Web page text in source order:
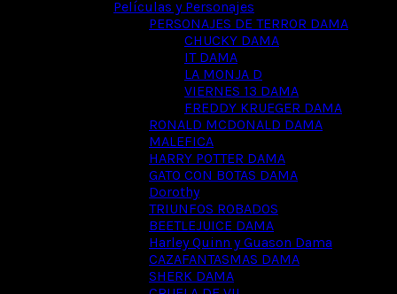
Películas y Personajes
PERSONAJES DE TERROR DAMA
CHUCKY DAMA
IT DAMA
LA MONJA D
VIERNES 13 DAMA
FREDDY KRUEGER DAMA
RONALD MCDONALD DAMA
MALEFICA
HARRY POTTER DAMA
GATO CON BOTAS DAMA
Dorothy
TRIUNFOS ROBADOS
BEETLEJUICE DAMA
Harley Quinn y Guason Dama
CAZAFANTASMAS DAMA
SHERK DAMA